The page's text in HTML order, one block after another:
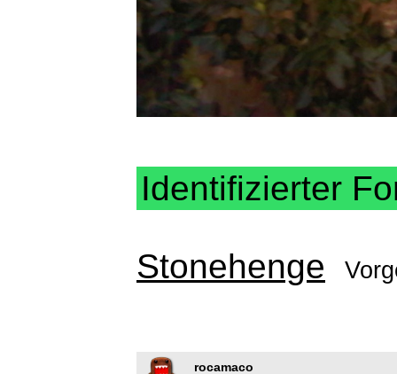
Identifizierter
Stonehenge
rocamaco